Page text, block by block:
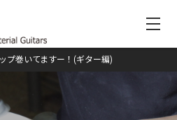
プ巻いてますー！(ギター編)